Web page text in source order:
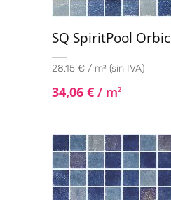
SQ SpiritPool Orbic
28,15 € / m² (sin IVA)
34,06 € / m2